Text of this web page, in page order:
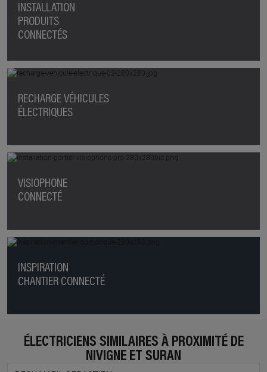
INSTALLATION
PRODUITS
CONNECTÉS
RECHARGE VÉHICULES
ÉLECTRIQUES
VISIOPHONE
CONNECTÉ
INSPIRATION
CHANTIER CONNECTÉ
ÉLECTRICIENS SIMILAIRES À PROXIMITÉ DE
NIVIGNE ET SURAN